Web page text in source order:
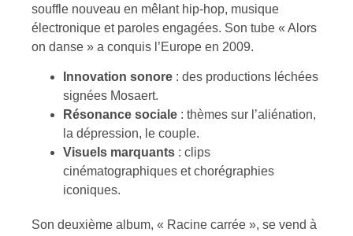
souffle nouveau en mêlant hip-hop, musique
électronique et paroles engagées. Son tube « Alors
on danse » a conquis l’Europe en 2009.
Innovation sonore : des productions léchées
signées Mosaert.
Résonance sociale : thèmes sur l’aliénation,
la dépression, le couple.
Visuels marquants : clips
cinématographiques et chorégraphies
iconiques.
Son deuxième album, « Racine carrée », se vend à